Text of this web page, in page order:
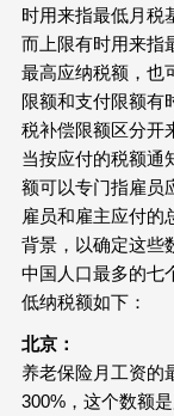
时用来指最低月税
而上限有时用来指
最高应纳税额，也
限额和支付限额有
税补偿限额区分开
当按应付的税额通
额可以专门指雇员
雇员和雇主应付的
背景，以确定这些
中国人口最多的七
低纳税额如下：
北京：
养老保险月工资的
300%，这个数额